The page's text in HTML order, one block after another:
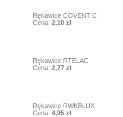
Rękawice COVENT C
Cena: 2,10 zł
Rękawice RTELAC
Cena: 2,77 zł
Rękawice RWKBLUX
Cena: 4,95 zł